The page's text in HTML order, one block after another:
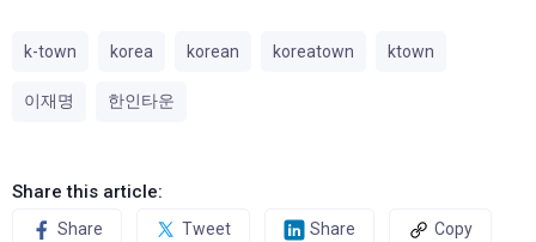
k-town korea korean koreatown ktown
이재명 한인타운
Share this article:
Share Tweet Share Copy